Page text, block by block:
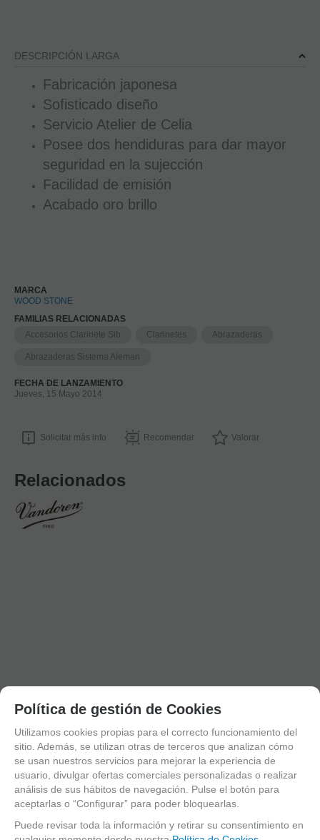
DESCRIPCIÓN LARGA
Fabricación japonesa
Sofisticado diseño
Servicio Atelier de Celia
Posee dos hendiduras para dar mayor
seguridad en la sujección
Facilidad de emisión
Acabado oro brillo
MARCA
WOOD STONE
FAMILIAS RELACIONADAS
Accesorios Clarinete Sib
Clarinetes Abrazaderas
Abrazaderas Sistema Aleman
FECHA DE LANZAMIENTO
Jueves, 15 Mayo 2014
Solicitar más info Recomendar Valorar
Relacionados
Boquilla
Clarinete Sib
Aleman
Vandoren
B40D
CM36078
EN STOCK.
CÓMPRALO Y LO
Política de gestión de Cookies
Utilizamos cookies propias para el correcto funcionamiento del
sitio. Además, se utilizan otras de terceros que analizan cómo
se usan nuestros servicios para mejorar la experiencia de
usuario, divulgar ofertas comerciales personalizadas o realizar
análisis de sus hábitos de navegación. Pulse el botón para
aceptarlas o “Configurar” para poder bloquearlas.
Puede revisar toda la información y retirar su consentimiento en